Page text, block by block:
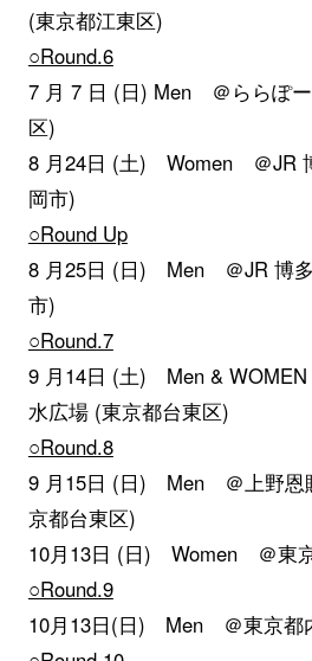
(東京都江東区)
○Round.6
7 月 7 日 (日) Men ＠ららぽ
区)
8 月24日 (土) Women ＠JR
岡市)
○Round Up
8 月25日 (日) Men ＠JR 博
市)
○Round.7
9 月14日 (土) Men &
水広場 (東京都台東区)
○Round.8
9 月15日 (日) Men ＠上野恩
京都台東区)
10月13日 (日) Women ＠東
○Round.9
10月13日(日) Men ＠東京都